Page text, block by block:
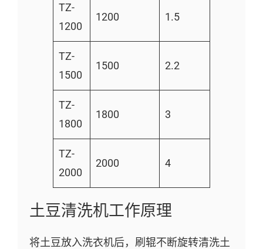
TZ-
1200
1200 1.5
TZ-
1500
1500 2.2
TZ-
1800
1800 3
TZ-
2000
2000 4
土豆清洗机工作原理
将土豆放入洗衣机后，刷辊不断旋转清洗土